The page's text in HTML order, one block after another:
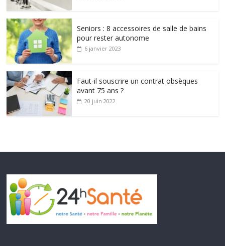
Seniors : 8 accessoires de salle de bains
pour rester autonome
6 janvier 2023
Faut-il souscrire un contrat obsèques
avant 75 ans ?
20 juin 2022